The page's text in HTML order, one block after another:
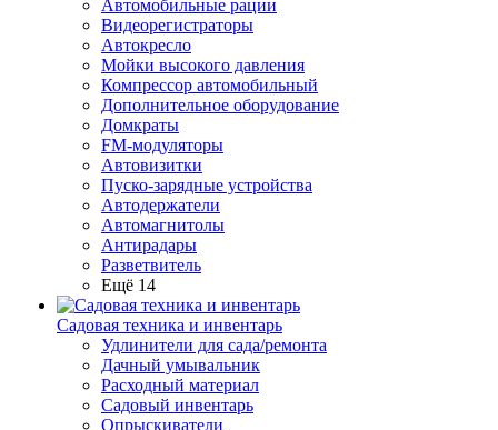
Автомобильные рации
Видеорегистраторы
Автокресло
Мойки высокого давления
Компрессор автомобильный
Дополнительное оборудование
Домкраты
FM-модуляторы
Автовизитки
Пуско-зарядные устройства
Автодержатели
Автомагнитолы
Антирадары
Разветвитель
Ещё 14
Садовая техника и инвентарь
Удлинители для сада/ремонта
Дачный умывальник
Расходный материал
Садовый инвентарь
Опрыскиватели